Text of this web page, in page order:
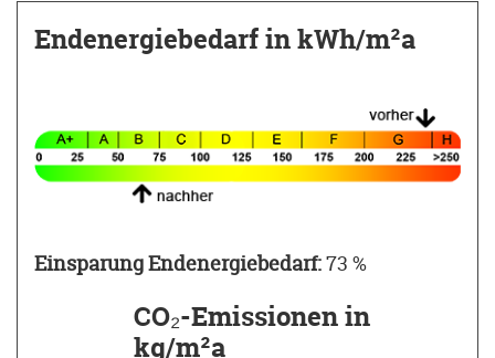
Außenwände und die Kellerdecke wurden
gedämmt und die Fenster samt Verschattung
Eine passivhauszertifizierte
Komfortlüftungsanlage mit
Wärmerückgewinnung verringert die
Auch im Außenbereich des Dreifamilienhauses
alten Garage wurde zu einer modernen Terrasse
mit überdachtem Sitzplatz umgestaltet.
Endenergiebedarfin kWh/m²a
Einsparung Endenergiebedarf:73 %
CO₂-Emissionen in
kg/m²a